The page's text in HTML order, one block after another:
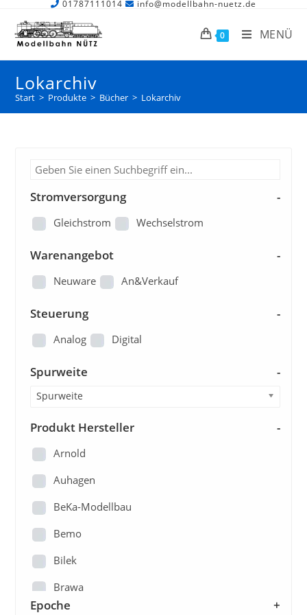
01787111014 info@modellbahn-nuetz.de
0 MENÜ
Lokarchiv
Start > Produkte > Bücher > Lokarchiv
Stromversorgung -
Gleichstrom Wechselstrom
Warenangebot -
Neuware An&Verkauf
Steuerung -
Analog Digital
Spurweite -
Spurweite
Produkt Hersteller -
Arnold
Auhagen
BeKa-Modellbau
Bemo
Bilek
Brawa
Epoche
+